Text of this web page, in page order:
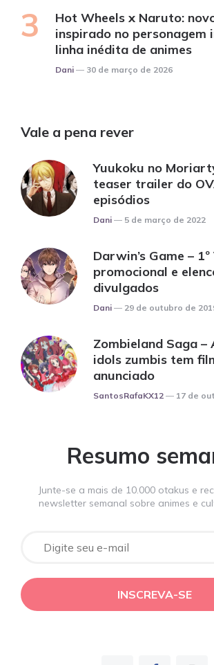
Hot Wheels x Naruto:
inspirado no personagem
linha inédita de animes
Posted
Dani 30 de março de 2026
Vale a pena rever
Yuukoku no
teaser trailer do
episódios
Posted
Dani 5 de março de 2022
Darwin’s Game –
promocional e
divulgados
Posted
Dani 29 de outubro de
Zombieland Saga –
idols zumbis tem
anunciado
Posted
SantosRafaKX12 17 de
Resumo
Junte-se a mais de 10.000 otakus e
newsletter semanal sobre animes e